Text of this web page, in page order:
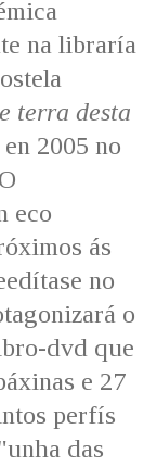
PARDO
LETRAS
na libraría
terra desta
2005 no
eco
ás
no
o
dvd que
e 27
perfís
das